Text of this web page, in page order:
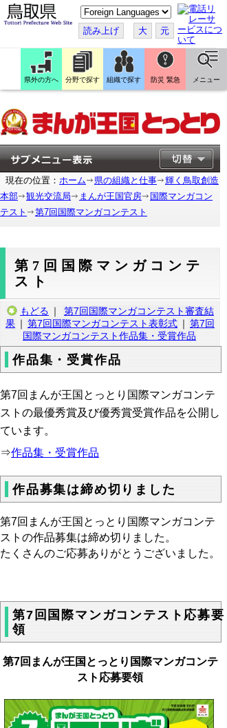
こ
の
ペ
ー
ジ
を
翻
訳
す
読み上げ 大 元
県外の方へ 分野で探す 組織で探す 防災 緊急 メニュー
現在の位置： ホーム 県の組織と仕事
輝く鳥取創造
本部
観光交流局 まんが王国官房
国際マンガコン
テスト
第7回国際マンガコンテスト
第7回国際マンガコンテ
スト
もどる ｜
第7回国際マンガコンテスト審査結
果 ｜ 第7回国際マンガコンテスト表彰式 ｜ 第7回
国際マンガコンテスト作品集・受賞作品
作品集・受賞作品
第7回まんが王国とっとり国際マンガコンテ
ストの最優秀賞及び優秀賞受賞作品を公開し
ています。
⇒作品集・受賞作品
作品募集は締め切りました
第7回まんが王国とっとり国際マンガコンテ
ストの作品募集は締め切りました。
たくさんのご応募ありがとうございました。
第7回国際マンガコンテスト応募要
領
第7回まんが王国とっとり国際マンガコンテ
スト応募要領